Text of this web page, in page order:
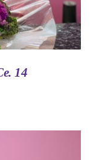
14